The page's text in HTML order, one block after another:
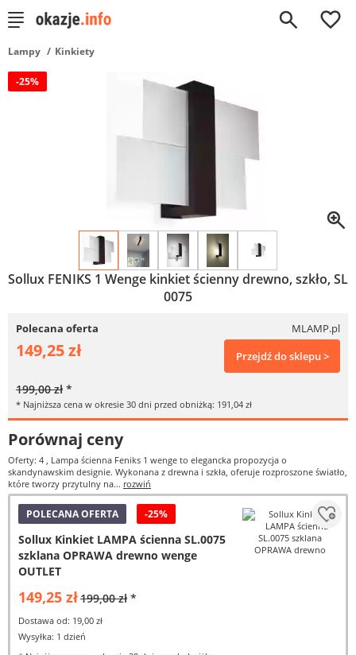
0
Lampy Kinkiety
-25%
Sollux FENIKS 1 Wenge kinkiet ścienny drewno, szkło, SL
0075
Polecana oferta MLAMP.pl
149,25 zł Przejdź do sklepu >
199,00 zł *
* Najniższa cena w okresie 30 dni przed obniżką: 191,04 zł
Porównaj ceny
Oferty: 4 , Lampa ścienna Feniks 1 wenge to elegancka propozycja o
skandynawskim designie. Wykonana z drewna i szkła, oferuje rozproszone światło,
które tworzy przytulny na... rozwiń
POLECANA OFERTA -25%
Sollux Kinkiet LAMPA ścienna SL.0075
szklana OPRAWA drewno wenge
OUTLET
149,25 zł199,00 zł *
Dostawa od: 19,00 zł
Wysyłka: 1 dzień